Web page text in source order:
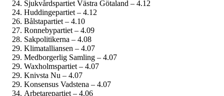
Sjukvårdspartiet Västra Götaland – 4.12
Huddingepartiet – 4.12
Bålstapartiet – 4.10
Ronnebypartiet – 4.09
Sakpolitikerna – 4.08
Klimatalliansen – 4.07
Medborgerlig Samling – 4.07
Waxholmspartiet – 4.07
Knivsta Nu – 4.07
Konsensus Vadstena – 4.07
Arbetarepartiet – 4.06